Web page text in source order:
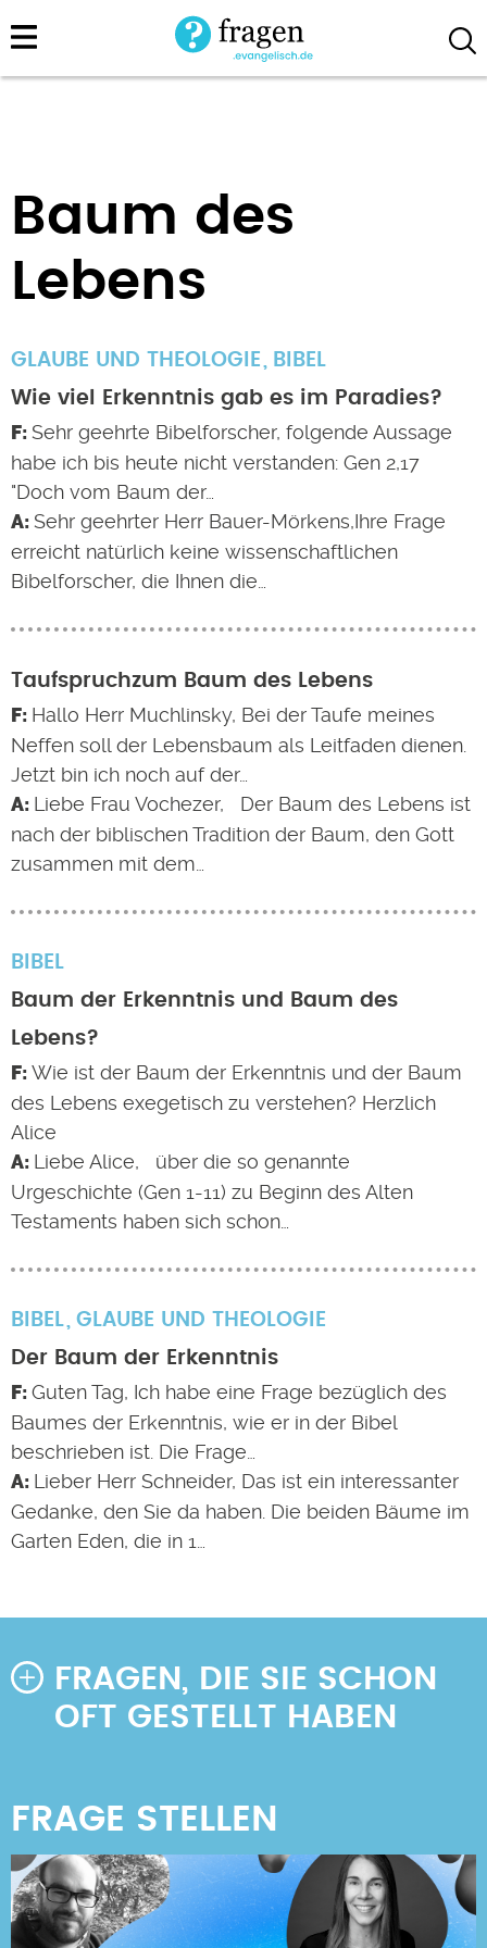
Direkt
zum
Baum des
Lebens
GLAUBE UND THEOLOGIE
BIBEL
Wie viel Erkenntnis gab es im Paradies?
Sehr geehrte Bibelforscher, folgende Aussage
habe ich bis heute nicht verstanden: Gen 2,17
"Doch vom Baum der…
Sehr geehrter Herr Bauer-Mörkens,Ihre Frage
erreicht natürlich keine wissenschaftlichen
Bibelforscher, die Ihnen die…
Taufspruchzum Baum des Lebens
Hallo Herr Muchlinsky, Bei der Taufe meines
Neffen soll der Lebensbaum als Leitfaden dienen.
Jetzt bin ich noch auf der…
Liebe Frau Vochezer, Der Baum des Lebens ist
nach der biblischen Tradition der Baum, den Gott
zusammen mit dem…
BIBEL
Baum der Erkenntnis und Baum des
Lebens?
Wie ist der Baum der Erkenntnis und der Baum
des Lebens exegetisch zu verstehen? Herzlich
Alice
Liebe Alice, über die so genannte
Urgeschichte (Gen 1-11) zu Beginn des Alten
Testaments haben sich schon…
BIBEL GLAUBE UND THEOLOGIE
Der Baum der Erkenntnis
Guten Tag, Ich habe eine Frage bezüglich des
Baumes der Erkenntnis, wie er in der Bibel
beschrieben ist. Die Frage…
Lieber Herr Schneider, Das ist ein interessanter
Gedanke, den Sie da haben. Die beiden Bäume im
Garten Eden, die in 1…
FRAGEN, DIE SIE SCHON
OFT GESTELLT HABEN